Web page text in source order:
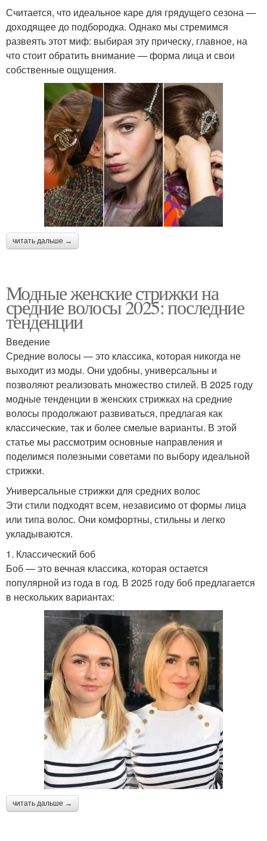
Считается, что идеальное каре для грядущего сезона —
доходящее до подбородка. Однако мы стремимся
развеять этот миф: выбирая эту прическу, главное, на
что стоит обратить внимание — форма лица и свои
собственные ощущения.
читать дальше →
Модные женские стрижки на
средние волосы 2025: последние
тенденции
Введение
Средние волосы — это классика, которая никогда не
выходит из моды. Они удобны, универсальны и
позволяют реализовать множество стилей. В 2025 году
модные тенденции в женских стрижках на средние
волосы продолжают развиваться, предлагая как
классические, так и более смелые варианты. В этой
статье мы рассмотрим основные направления и
поделимся полезными советами по выбору идеальной
стрижки.
Универсальные стрижки для средних волос
Эти стили подходят всем, независимо от формы лица
или типа волос. Они комфортны, стильны и легко
укладываются.
1. Классический боб
Боб — это вечная классика, которая остается
популярной из года в год. В 2025 году боб предлагается
в нескольких вариантах:
читать дальше →